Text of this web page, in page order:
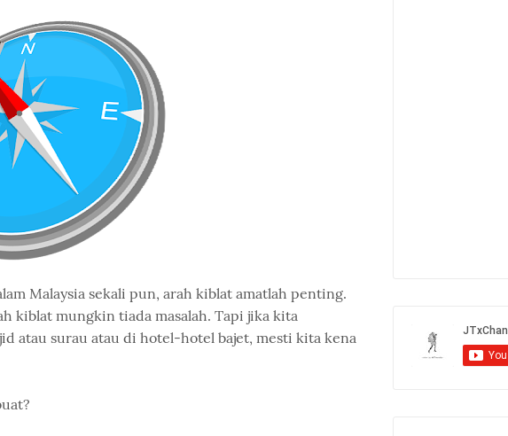
Malaysia sekali pun, arah kiblat amatlah penting.
kiblat mungkin tiada masalah. Tapi jika kita
atau surau atau di hotel-hotel bajet, mesti kita kena